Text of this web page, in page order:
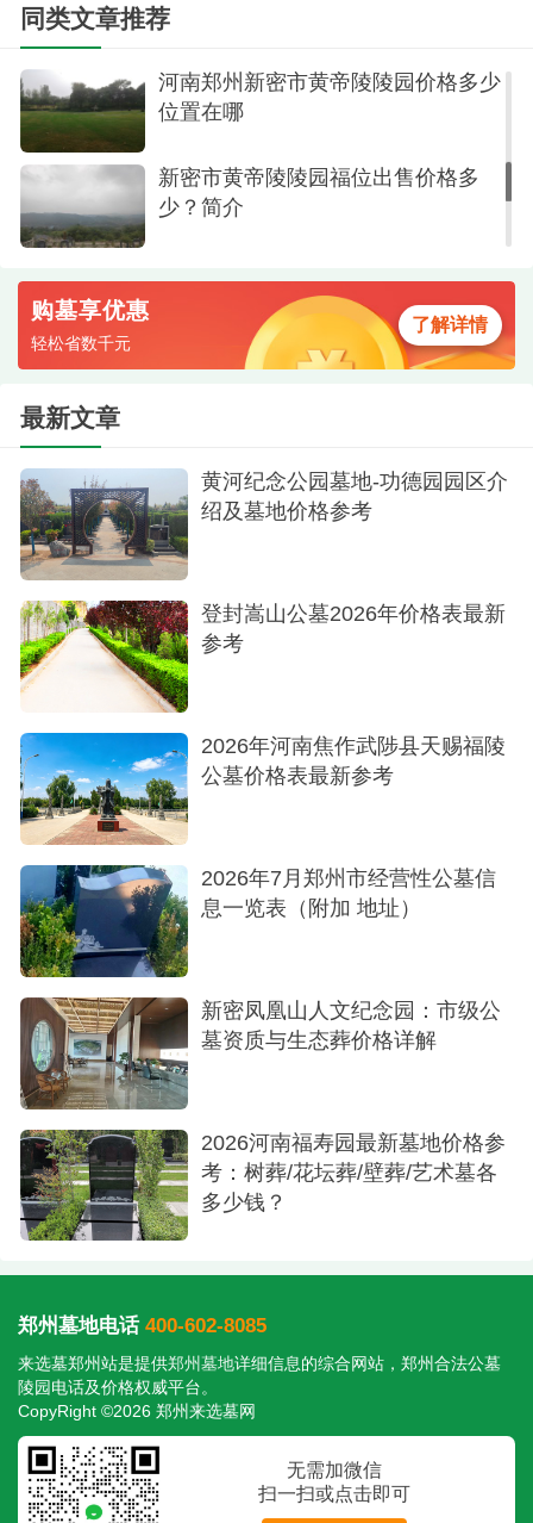
的同时，对公墓环境的要求也越来越高。因此现代
公墓建设中的园林化、人性化越来越受到逝者家属
的青睐。然而现代化园林式公墓的建设，需要承包
方对墓区环境进行人工改造，诸如把山丘改造成梯
田、深挖河流或扩建人工湖等这些人工改造的成本
相应地会均摊到墓穴的售价中。皇帝岭陵园群山环
柏，青山如黛！目前皇帝岭陵园立碑价格是1万左右
起，近期有活动，下来的话才9千元，性价比很是高
呢？有需求选购的抓紧咨询了。
同类文章推荐
河南郑州新密市黄帝陵陵园价格多少
位置在哪
新密市黄帝陵陵园福位出售价格多
少？简介
购墓享优惠
轻松省数千元
了解详情
最新文章
黄河纪念公园墓地-功德园园区介
绍及墓地价格参考
登封嵩山公墓2026年价格表最新
参考
2026年河南焦作武陟县天赐福陵
公墓价格表最新参考
2026年7月郑州市经营性公墓信
息一览表（附加 地址）
新密凤凰山人文纪念园：市级公
墓资质与生态葬价格详解
2026河南福寿园最新墓地价格参
考：树葬/花坛葬/壁葬/艺术墓各
多少钱？
郑州墓地电话 400-602-8085
来选墓郑州站是提供郑州墓地详细信息的综合网站，郑州合法公墓
陵园电话及价格权威平台。
CopyRight ©2026 郑州来选墓网
无需加微信
扫一扫或点击即可